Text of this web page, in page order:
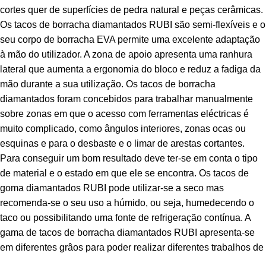
cortes quer de superfícies de pedra natural e peças cerâmicas.
Os tacos de borracha diamantados RUBI são semi-flexíveis e o
seu corpo de borracha EVA permite uma excelente adaptação
à mão do utilizador. A zona de apoio apresenta uma ranhura
lateral que aumenta a ergonomia do bloco e reduz a fadiga da
mão durante a sua utilização. Os tacos de borracha
diamantados foram concebidos para trabalhar manualmente
sobre zonas em que o acesso com ferramentas eléctricas é
muito complicado, como ângulos interiores, zonas ocas ou
esquinas e para o desbaste e o limar de arestas cortantes.
Para conseguir um bom resultado deve ter-se em conta o tipo
de material e o estado em que ele se encontra. Os tacos de
goma diamantados RUBI pode utilizar-se a seco mas
recomenda-se o seu uso a húmido, ou seja, humedecendo o
taco ou possibilitando uma fonte de refrigeração contínua. A
gama de tacos de borracha diamantados RUBI apresenta-se
em diferentes grâos para poder realizar diferentes trabalhos de